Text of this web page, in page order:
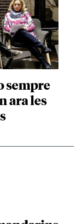
sempre
ara les